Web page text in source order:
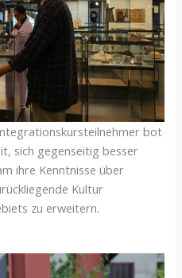
bot
sich gegenseitig besser
ihre Kenntnisse über
Kultur
zu erweitern.